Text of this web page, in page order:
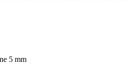
5 mm